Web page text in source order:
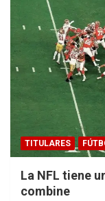
TITULARES
La NFL tiene
combine